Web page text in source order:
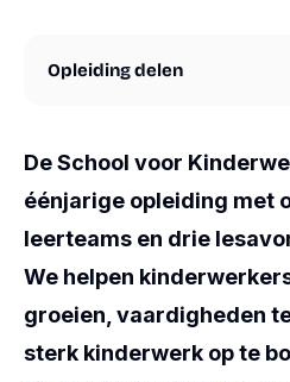
Overige
diensten
Volg ons
Instagram
naar
Nieuws
ons
Steun
ons
Shop
Contact
Opleiding delen
De School voor
éénjarige opleiding met
leerteams en drie
We helpen
groeien, vaardigheden
sterk kinderwerk op te